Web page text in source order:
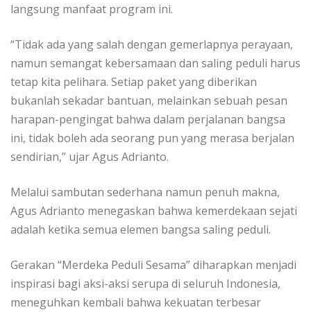
langsung manfaat program ini.
“Tidak ada yang salah dengan gemerlapnya perayaan,
namun semangat kebersamaan dan saling peduli harus
tetap kita pelihara. Setiap paket yang diberikan
bukanlah sekadar bantuan, melainkan sebuah pesan
harapan-pengingat bahwa dalam perjalanan bangsa
ini, tidak boleh ada seorang pun yang merasa berjalan
sendirian,” ujar Agus Adrianto.
Melalui sambutan sederhana namun penuh makna,
Agus Adrianto menegaskan bahwa kemerdekaan sejati
adalah ketika semua elemen bangsa saling peduli.
Gerakan “Merdeka Peduli Sesama” diharapkan menjadi
inspirasi bagi aksi-aksi serupa di seluruh Indonesia,
meneguhkan kembali bahwa kekuatan terbesar